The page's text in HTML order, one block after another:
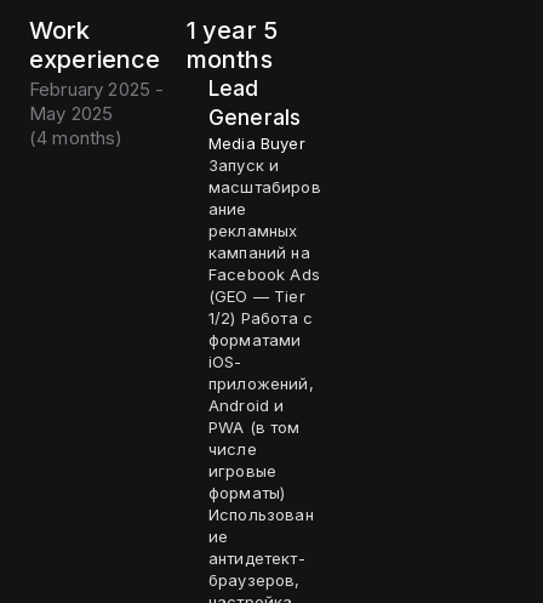
Work
experience
1 year 5
months
February 2025 -
May 2025
(4 months)
Lead
Generals
Media Buyer
Запуск и
масштабиров
ание
рекламных
кампаний на
Facebook Ads
(GEO — Tier
1/2) Работа с
форматами
iOS-
приложений,
Android и
PWA (в том
числе
игровые
форматы)
Использован
ие
антидетект-
браузеров,